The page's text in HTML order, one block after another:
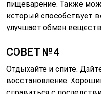
пищеварение. Также
который способствует
улучшает обмен
СОВЕТ №4
Отдыхайте и спите.
восстановление.
справиться с